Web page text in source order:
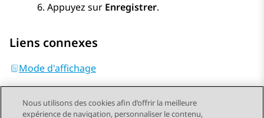
Appuyez sur Enregistrer.
Liens connexes
Mode d'affichage
Nous utilisons des cookies afin d’offrir la meilleure
expérience de navigation, personnaliser le contenu,